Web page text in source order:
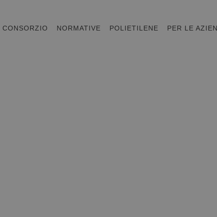
CONSORZIO NORMATIVE POLIETILENE PER LE